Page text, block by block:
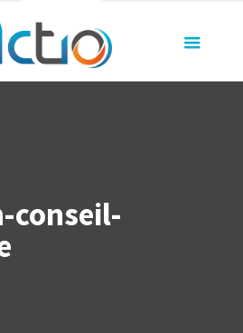
conseil-